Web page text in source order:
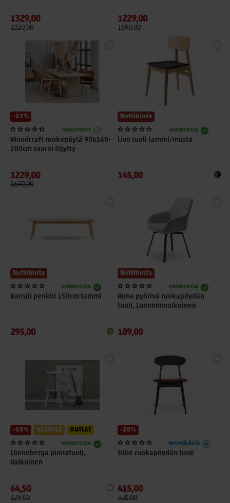
1329,00
1820,00
1229,00
1690,00
-27%
TILAUSTUOTE
Woodcraft ruokapöytä 90x160-
280cm saarni öljytty
1229,00
1690,00
Nettihinta
VARASTOSSA
Livo tuoli tammi/musta
145,00
Nettihinta
VARASTOSSA
Barrali penkki 150cm tammi
295,00
Nettihinta
VARASTOSSA
Alma pyörivä ruokapöydän
tuoli, Luonnonvalkoinen
189,00
-50% KESÄALE OUTLET
VARASTOSSA
Lönneberga pinnatuoli,
Valkoinen
64,50
129,00
-20%
MYYMÄLÄSTÄ
Tribe ruokapöydän tuoli
415,00
520,00